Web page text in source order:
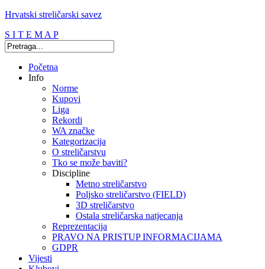
Hrvatski streličarski savez
S I T E M A P
Početna
Info
Norme
Kupovi
Liga
Rekordi
WA značke
Kategorizacija
O streličarstvu
Tko se može baviti?
Discipline
Metno streličarstvo
Poljsko streličarstvo (FIELD)
3D streličarstvo
Ostala streličarska natjecanja
Reprezentacija
PRAVO NA PRISTUP INFORMACIJAMA
GDPR
Vijesti